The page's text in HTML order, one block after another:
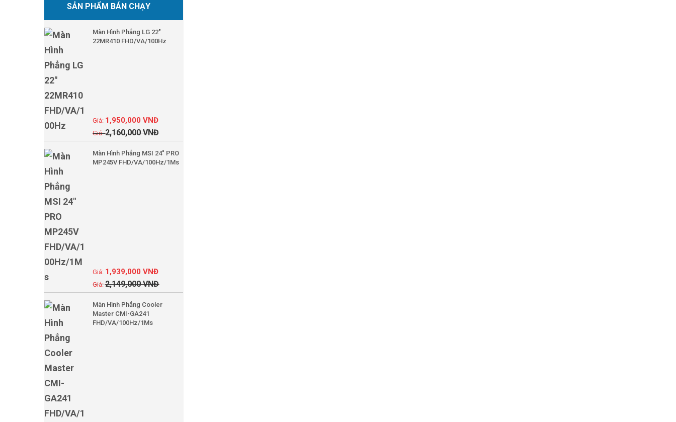
SẢN PHẨM BÁN CHẠY
Màn Hình Phẳng LG 22"
22MR410 FHD/VA/100Hz
2,160,000VNĐ
1,950,000VNĐ
Màn Hình Phẳng MSI 24" PRO
MP245V FHD/VA/100Hz/1Ms
2,149,000VNĐ
1,939,000VNĐ
Màn Hình Phẳng Cooler
Master CMI-GA241
FHD/VA/100Hz/1Ms